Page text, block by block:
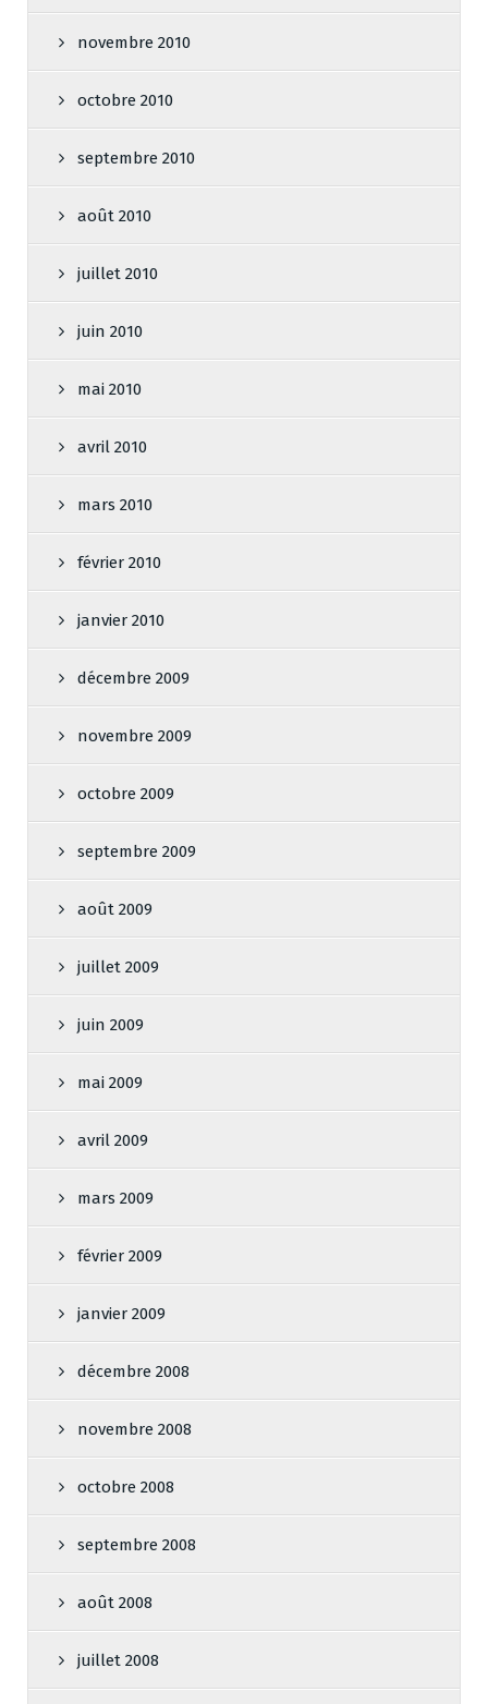
novembre 2010
octobre 2010
septembre 2010
août 2010
juillet 2010
juin 2010
mai 2010
avril 2010
mars 2010
février 2010
janvier 2010
décembre 2009
novembre 2009
octobre 2009
septembre 2009
août 2009
juillet 2009
juin 2009
mai 2009
avril 2009
mars 2009
février 2009
janvier 2009
décembre 2008
novembre 2008
octobre 2008
septembre 2008
août 2008
juillet 2008